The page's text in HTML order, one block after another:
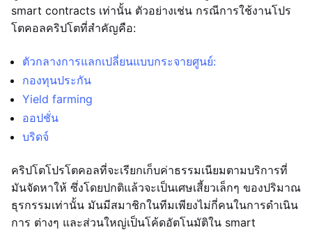
smart contracts เท่านั้น ตัวอย่างเช่น กรณีการใช้งานโปร
โตคอลคริปโตที่สำคัญคือ:
ตัวกลางการแลกเปลี่ยนแบบกระจายศูนย์:
กองทุนประกัน
Yield farming
ออปชั่น
บริดจ์
คริปโตโปรโตคอลที่จะเรียกเก็บค่าธรรมเนียมตามบริการที่
มันจัดหาให้ ซึ่งโดยปกติแล้วจะเป็นเศษเสี้ยวเล็กๆ ของปริมาณ
ธุรกรรมเท่านั้น มันมีสมาชิกในทีมเพียงไม่กี่คนในการดำเนิน
การ ต่างๆ และส่วนใหญ่เป็นโค้ดอัตโนมัติใน smart